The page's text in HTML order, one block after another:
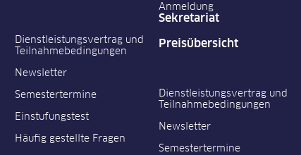
Dienstleistungsvertrag und
Teilnahmebedingungen
Newsletter
Semestertermine
Einstufungstest
Häufig gestellte Fragen
Anmeldung
Sekretariat
Preisübersicht
Dienstleistungsvertrag und
Teilnahmebedingungen
Newsletter
Semestertermine